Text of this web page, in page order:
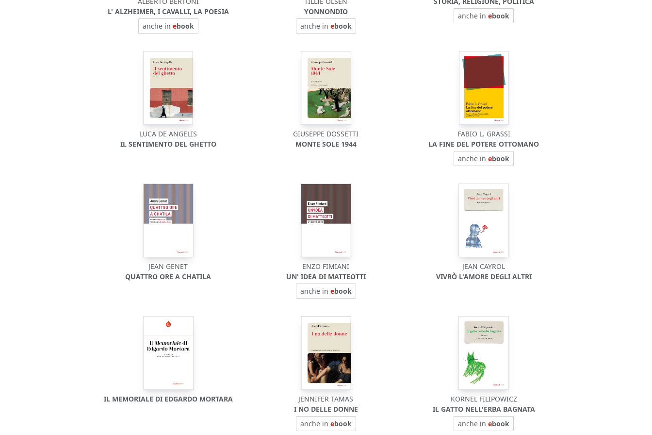
L' ALZHEIMER, I CAVALLI, LA POESIA
anche in ebook
YONNONDIO
anche in ebook
anche inebook
LUCA DE ANGELIS
IL SENTIMENTO DEL GHETTO
GIUSEPPE DOSSETTI
MONTE SOLE 1944
FABIO L. GRASSI
LA FINE DEL POTERE OTTOMANO
anche inebook
JEAN GENET
QUATTRO ORE A CHATILA
ENZO FIMIANI
UN' IDEA DI MATTEOTTI
anche in ebook
JEAN CAYROL
VIVRÒ L'AMORE DEGLI ALTRI
IL MEMORIALE DI EDGARDO MORTARA
JENNIFER TAMAS
I NO DELLE DONNE
anche in ebook
KORNEL FILIPOWICZ
IL GATTO NELL'ERBA BAGNATA
anche inebook